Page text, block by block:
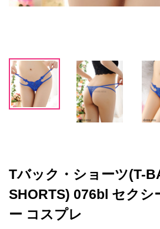
Tバック・ショーツ(T-
SHORTS) 076bl セクシ
ー コスプレ